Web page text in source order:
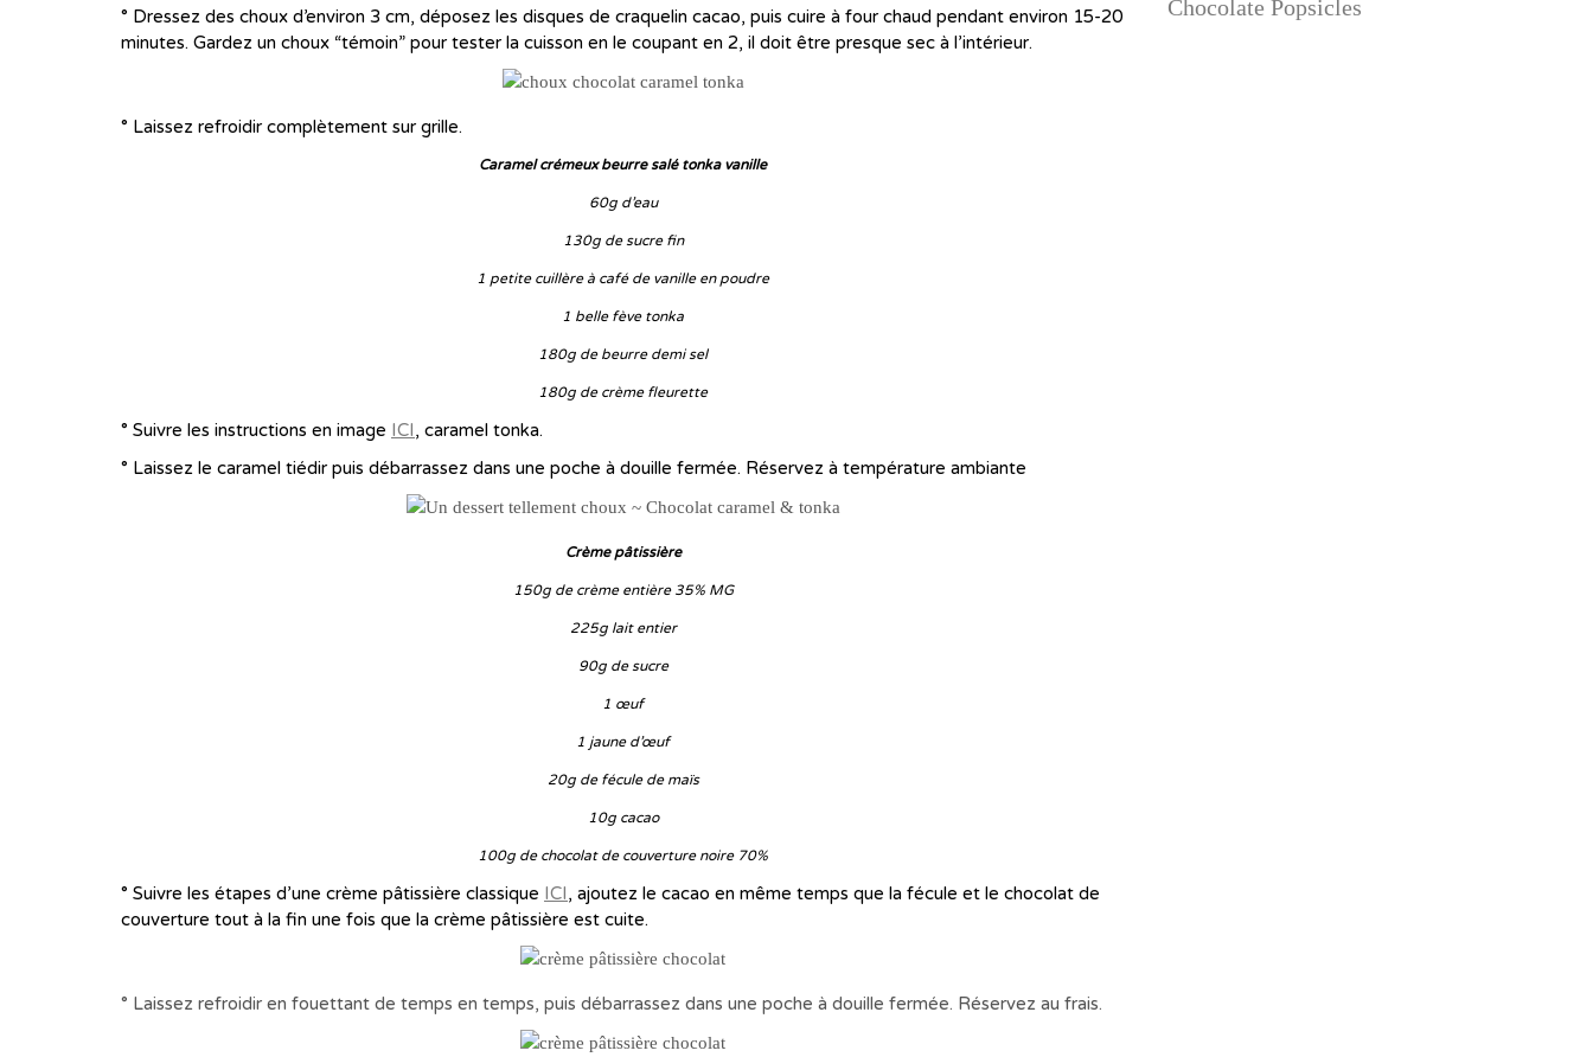
° Dressez des choux d’environ 3 cm, déposez les disques de craquelin cacao, puis cuire à four chaud pendant environ 15-20
minutes. Gardez un choux “témoin” pour tester la cuisson en le coupant en 2, il doit être presque sec à l’intérieur.
° Laissez refroidir complètement sur grille.
Caramel crémeux beurre salé tonka vanille
60g d’eau
130g de sucre fin
1 petite cuillère à café de vanille en poudre
1 belle fève tonka
180g de beurre demi sel
180g de crème fleurette
° Suivre les instructions en image ICI, caramel tonka.
° Laissez le caramel tiédir puis débarrassez dans une poche à douille fermée. Réservez à température ambiante
Crème pâtissière
150g de crème entière 35% MG
225g lait entier
90g de sucre
1 œuf
1 jaune d’œuf
20g de fécule de maïs
10g cacao
100g de chocolat de couverture noire 70%
° Suivre les étapes d’une crème pâtissière classique ICI, ajoutez le cacao en même temps que la fécule et le chocolat de
couverture tout à la fin une fois que la crème pâtissière est cuite.
° Laissez refroidir en fouettant de temps en temps, puis débarrassez dans une poche à douille fermée. Réservez au frais.
Chocolate Popsicles